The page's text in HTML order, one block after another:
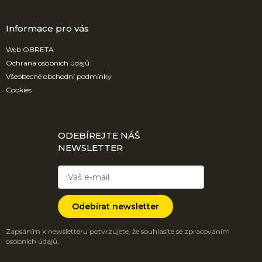
Informace pro vás
Web OBRETA
Ochrana osobních údajů
Všeobecné obchodní podmínky
Cookies
ODEBÍREJTE NÁŠ
NEWSLETTER
Odebírat newsletter
Zapsáním k newsletteru potvrzujete, že souhlasíte se zpracováním
osobních údajů.